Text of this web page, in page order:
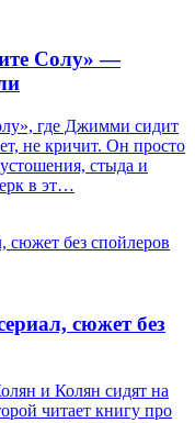
Солу» —
где Джимми сидит
не кричит. Он просто
стыда и
в эт…
сюжет без
и Колян сидят на
читает книгу про